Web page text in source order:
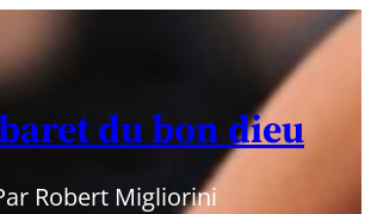
du bon dieu
Robert Migliorini